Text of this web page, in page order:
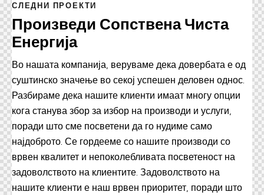
СЛЕДНИ ПРОЕКТИ
Произведи Сопствена Чиста
Енергија
Во нашата компанија, веруваме дека довербата е од
суштинско значење во секој успешен деловен однос.
Разбираме дека нашите клиенти имаат многу опции
кога станува збор за избор на производи и услуги,
поради што сме посветени да го нудиме само
најдоброто. Се гордееме со нашите производи со
врвен квалитет и непоколебливата посветеност на
задоволството на клиентите. Задоволството на
нашите клиенти е наш врвен приоритет, поради што